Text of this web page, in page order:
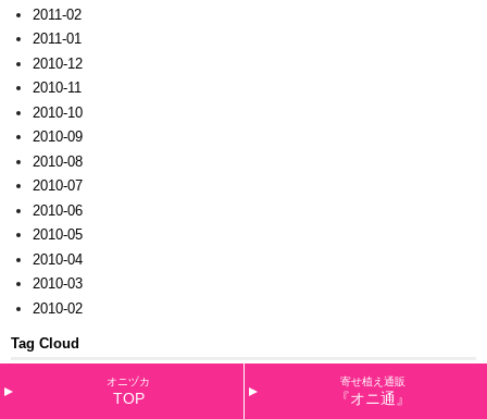
2011-02
2011-01
2010-12
2010-11
2010-10
2010-09
2010-08
2010-07
2010-06
2010-05
2010-04
2010-03
2010-02
Tag Cloud
11周年 DJビオラ・バーガンディー あかね色のメイ
リカ
お正月バージョン かがり火 くれないロンド ご挨拶
さにべる ぜんざい つぶらなタヌキ
オニヅカ
TOP
寄せ植え通販
『オニ通』